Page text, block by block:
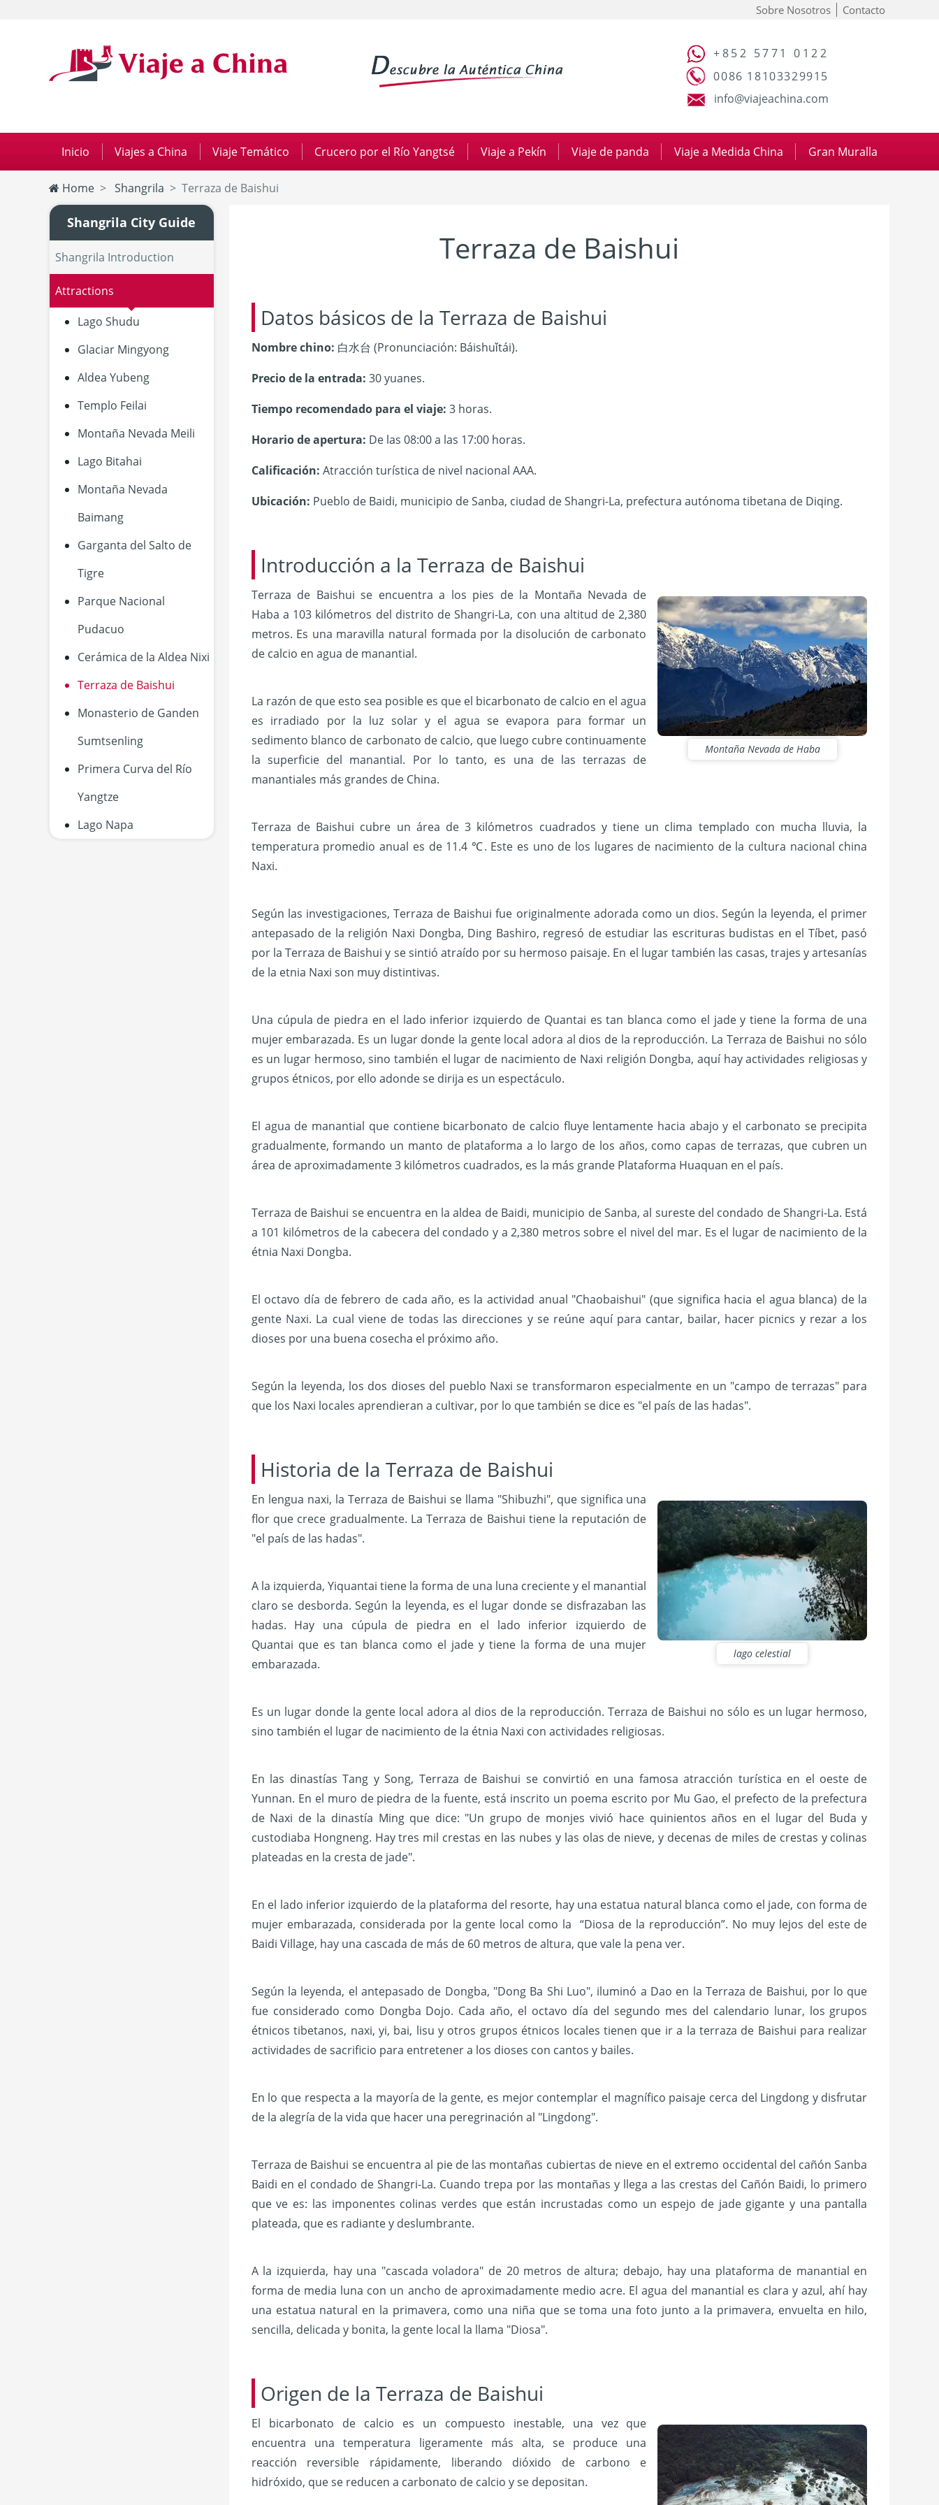
Sobre Nosotros Contacto
+852 5771 0122
0086 18103329915
info@viajeachina.com
Inicio Viajes a China Viaje Temático Crucero por el Río Yangtsé Viaje a Pekín Viaje de panda Viaje a Medida China Gran Muralla
Home Shangrila Terraza de Baishui
Shangrila City Guide
Shangrila Introduction
Attractions
Lago Shudu
Glaciar Mingyong
Aldea Yubeng
Templo Feilai
Montaña Nevada Meili
Lago Bitahai
Montaña Nevada
Baimang
Garganta del Salto de
Tigre
Parque Nacional
Pudacuo
Cerámica de la Aldea Nixi
Terraza de Baishui
Monasterio de Ganden
Sumtsenling
Primera Curva del Río
Yangtze
Lago Napa
Terraza de Baishui
Datos básicos de la Terraza de Baishui
Nombre chino: 白水台 (Pronunciación: Báishuǐtái).
Precio de la entrada: 30 yuanes.
Tiempo recomendado para el viaje: 3 horas.
Horario de apertura: De las 08:00 a las 17:00 horas.
Calificación: Atracción turística de nivel nacional AAA.
Ubicación: Pueblo de Baidi, municipio de Sanba, ciudad de Shangri-La, prefectura autónoma tibetana de Diqing.
Introducción a la Terraza de Baishui
Montaña Nevada de Haba
Terraza de Baishui se encuentra a los pies de la Montaña Nevada de
Haba a 103 kilómetros del distrito de Shangri-La, con una altitud de 2,380
metros. Es una maravilla natural formada por la disolución de carbonato
de calcio en agua de manantial.
La razón de que esto sea posible es que el bicarbonato de calcio en el agua
es irradiado por la luz solar y el agua se evapora para formar un
sedimento blanco de carbonato de calcio, que luego cubre continuamente
la superficie del manantial. Por lo tanto, es una de las terrazas de
manantiales más grandes de China.
Terraza de Baishui cubre un área de 3 kilómetros cuadrados y tiene un clima templado con mucha lluvia, la
temperatura promedio anual es de 11.4 ℃. Este es uno de los lugares de nacimiento de la cultura nacional china
Naxi.
Según las investigaciones, Terraza de Baishui fue originalmente adorada como un dios. Según la leyenda, el primer
antepasado de la religión Naxi Dongba, Ding Bashiro, regresó de estudiar las escrituras budistas en el Tíbet, pasó
por la Terraza de Baishui y se sintió atraído por su hermoso paisaje. En el lugar también las casas, trajes y artesanías
de la etnia Naxi son muy distintivas.
Una cúpula de piedra en el lado inferior izquierdo de Quantai es tan blanca como el jade y tiene la forma de una
mujer embarazada. Es un lugar donde la gente local adora al dios de la reproducción. La Terraza de Baishui no sólo
es un lugar hermoso, sino también el lugar de nacimiento de Naxi religión Dongba, aquí hay actividades religiosas y
grupos étnicos, por ello adonde se dirija es un espectáculo.
El agua de manantial que contiene bicarbonato de calcio fluye lentamente hacia abajo y el carbonato se precipita
gradualmente, formando un manto de plataforma a lo largo de los años, como capas de terrazas, que cubren un
área de aproximadamente 3 kilómetros cuadrados, es la más grande Plataforma Huaquan en el país.
Terraza de Baishui se encuentra en la aldea de Baidi, municipio de Sanba, al sureste del condado de Shangri-La. Está
a 101 kilómetros de la cabecera del condado y a 2,380 metros sobre el nivel del mar. Es el lugar de nacimiento de la
étnia Naxi Dongba.
El octavo día de febrero de cada año, es la actividad anual "Chaobaishui" (que significa hacia el agua blanca) de la
gente Naxi. La cual viene de todas las direcciones y se reúne aquí para cantar, bailar, hacer picnics y rezar a los
dioses por una buena cosecha el próximo año.
Según la leyenda, los dos dioses del pueblo Naxi se transformaron especialmente en un "campo de terrazas" para
que los Naxi locales aprendieran a cultivar, por lo que también se dice es "el país de las hadas".
Historia de la Terraza de Baishui
lago celestial
En lengua naxi, la Terraza de Baishui se llama "Shibuzhi", que significa una
flor que crece gradualmente. La Terraza de Baishui tiene la reputación de
"el país de las hadas".
A la izquierda, Yiquantai tiene la forma de una luna creciente y el manantial
claro se desborda. Según la leyenda, es el lugar donde se disfrazaban las
hadas. Hay una cúpula de piedra en el lado inferior izquierdo de
Quantai que es tan blanca como el jade y tiene la forma de una mujer
embarazada.
Es un lugar donde la gente local adora al dios de la reproducción. Terraza de Baishui no sólo es un lugar hermoso,
sino también el lugar de nacimiento de la étnia Naxi con actividades religiosas.
En las dinastías Tang y Song, Terraza de Baishui se convirtió en una famosa atracción turística en el oeste de
Yunnan. En el muro de piedra de la fuente, está inscrito un poema escrito por Mu Gao, el prefecto de la prefectura
de Naxi de la dinastía Ming que dice: "Un grupo de monjes vivió hace quinientos años en el lugar del Buda y
custodiaba Hongneng. Hay tres mil crestas en las nubes y las olas de nieve, y decenas de miles de crestas y colinas
plateadas en la cresta de jade".
En el lado inferior izquierdo de la plataforma del resorte, hay una estatua natural blanca como el jade, con forma de
mujer embarazada, considerada por la gente local como la “Diosa de la reproducción”. No muy lejos del este de
Baidi Village, hay una cascada de más de 60 metros de altura, que vale la pena ver.
Según la leyenda, el antepasado de Dongba, "Dong Ba Shi Luo", iluminó a Dao en la Terraza de Baishui, por lo que
fue considerado como Dongba Dojo. Cada año, el octavo día del segundo mes del calendario lunar, los grupos
étnicos tibetanos, naxi, yi, bai, lisu y otros grupos étnicos locales tienen que ir a la terraza de Baishui para realizar
actividades de sacrificio para entretener a los dioses con cantos y bailes.
En lo que respecta a la mayoría de la gente, es mejor contemplar el magnífico paisaje cerca del Lingdong y disfrutar
de la alegría de la vida que hacer una peregrinación al "Lingdong".
Terraza de Baishui se encuentra al pie de las montañas cubiertas de nieve en el extremo occidental del cañón Sanba
Baidi en el condado de Shangri-La. Cuando trepa por las montañas y llega a las crestas del Cañón Baidi, lo primero
que ve es: las imponentes colinas verdes que están incrustadas como un espejo de jade gigante y una pantalla
plateada, que es radiante y deslumbrante.
A la izquierda, hay una "cascada voladora" de 20 metros de altura; debajo, hay una plataforma de manantial en
forma de media luna con un ancho de aproximadamente medio acre. El agua del manantial es clara y azul, ahí hay
una estatua natural en la primavera, como una niña que se toma una foto junto a la primavera, envuelta en hilo,
sencilla, delicada y bonita, la gente local la llama "Diosa".
Origen de la Terraza de Baishui
El bicarbonato de calcio es un compuesto inestable, una vez que
encuentra una temperatura ligeramente más alta, se produce una
reacción reversible rápidamente, liberando dióxido de carbono e
hidróxido, que se reducen a carbonato de calcio y se depositan.